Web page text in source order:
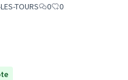
TOURS 0
0